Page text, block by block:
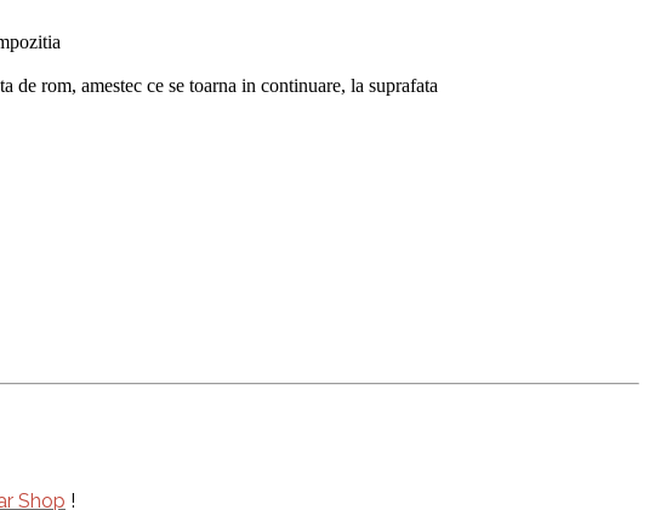
rom, amestec ce se toarna in continuare, la suprafata
Shop !